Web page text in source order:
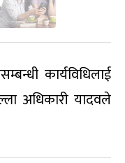
कार्यविधिलाई
अधिकारी यादवले